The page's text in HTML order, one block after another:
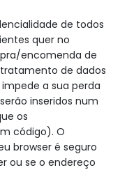
de todos
quer no
encomenda de
de dados
a sua perda
inseridos num
os
código). O
browser é seguro
ou se o endereço